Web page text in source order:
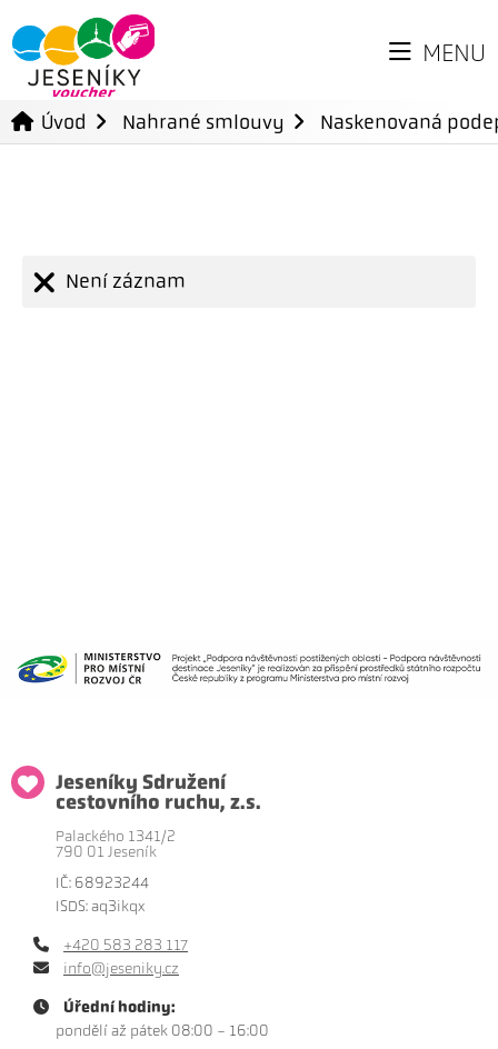
MENU
Úvod Nahrané smlouvy Naskenovaná
Není záznam
Jeseníky Sdružení
cestovního ruchu, z.s.
Palackého 1341/2
790 01 Jeseník
IČ: 68923244
ISDS: aq3ikqx
+420 583 283 117
info@jeseniky.cz
Úřední hodiny:
pondělí až pátek 08:00 - 16:00